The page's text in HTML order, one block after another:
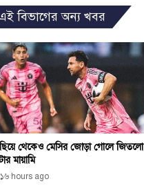
বিভাগের অন্য খবর
থেকেও মেসির জোড়া গোলে জিতলো
মায়ামি
১৬ hours ago